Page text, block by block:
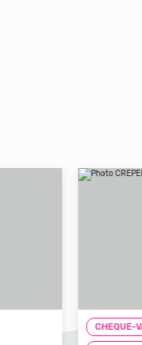
CHEQUE-VACANCES CLASSIC